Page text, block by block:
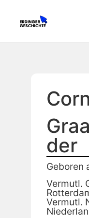
der
Geboren
Vermutl.
Vermutl.